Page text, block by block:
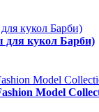
кукол Барби)
Model